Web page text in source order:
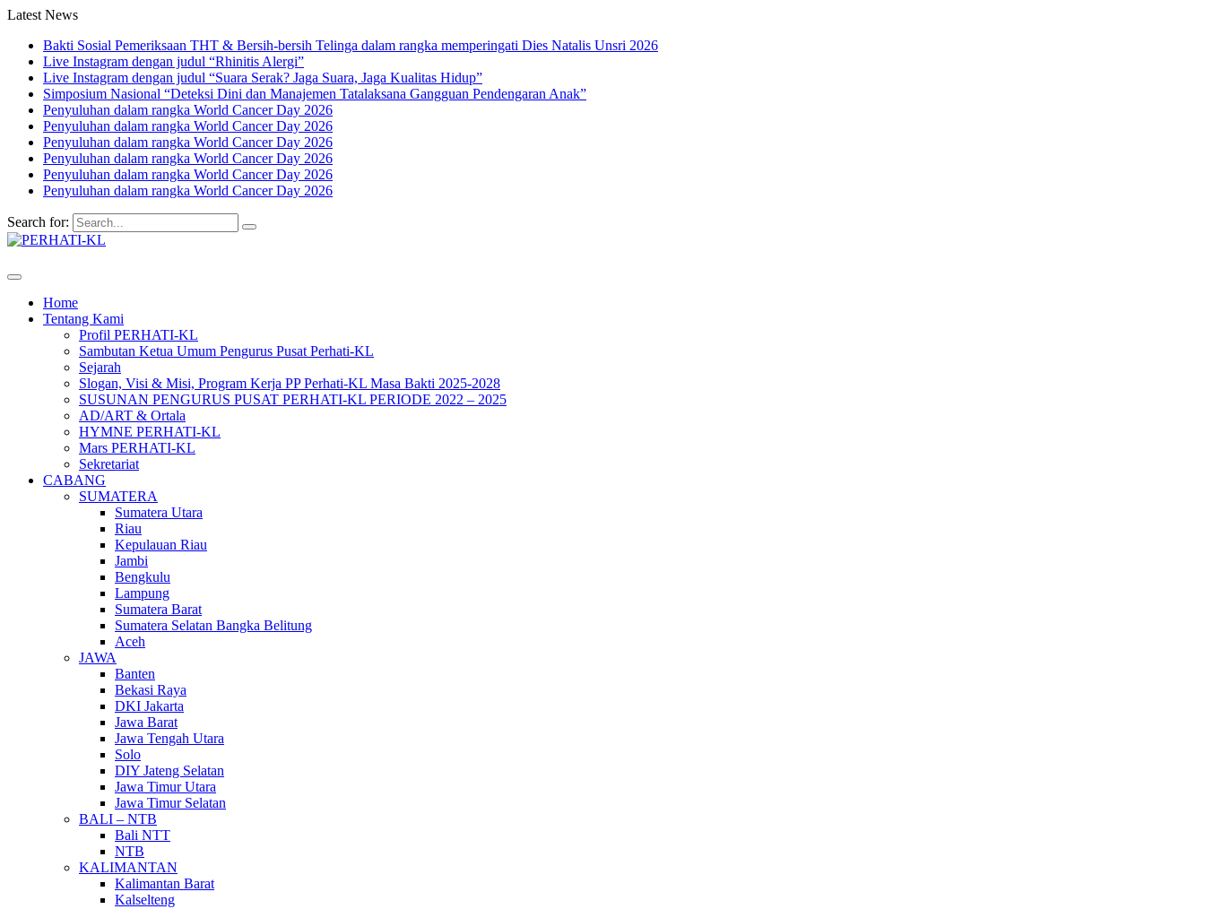
Latest News
Bakti Sosial Pemeriksaan THT & Bersih-bersih Telinga dalam rangka memperingati Dies Natalis Unsri 2026
Live Instagram dengan judul “Rhinitis Alergi”
Live Instagram dengan judul “Suara Serak? Jaga Suara, Jaga Kualitas Hidup”
Simposium Nasional “Deteksi Dini dan Manajemen Tatalaksana Gangguan Pendengaran Anak”
Penyuluhan dalam rangka World Cancer Day 2026
Penyuluhan dalam rangka World Cancer Day 2026
Penyuluhan dalam rangka World Cancer Day 2026
Penyuluhan dalam rangka World Cancer Day 2026
Penyuluhan dalam rangka World Cancer Day 2026
Penyuluhan dalam rangka World Cancer Day 2026
Search for:
Home
Tentang Kami
Profil PERHATI-KL
Sambutan Ketua Umum Pengurus Pusat Perhati-KL
Sejarah
Slogan, Visi & Misi, Program Kerja PP Perhati-KL Masa Bakti 2025-2028
SUSUNAN PENGURUS PUSAT PERHATI-KL PERIODE 2022 – 2025
AD/ART & Ortala
HYMNE PERHATI-KL
Mars PERHATI-KL
Sekretariat
CABANG
SUMATERA
Sumatera Utara
Riau
Kepulauan Riau
Jambi
Bengkulu
Lampung
Sumatera Barat
Sumatera Selatan Bangka Belitung
Aceh
JAWA
Banten
Bekasi Raya
DKI Jakarta
Jawa Barat
Jawa Tengah Utara
Solo
DIY Jateng Selatan
Jawa Timur Utara
Jawa Timur Selatan
BALI – NTB
Bali NTT
NTB
KALIMANTAN
Kalimantan Barat
Kalselteng